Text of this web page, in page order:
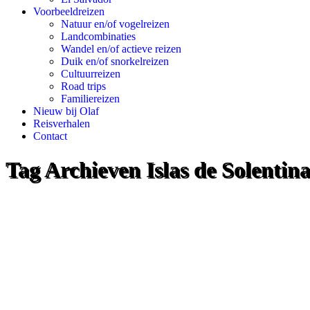
Voorbeeldreizen
Natuur en/of vogelreizen
Landcombinaties
Wandel en/of actieve reizen
Duik en/of snorkelreizen
Cultuurreizen
Road trips
Familiereizen
Nieuw bij Olaf
Reisverhalen
Contact
Tag Archieven Islas de